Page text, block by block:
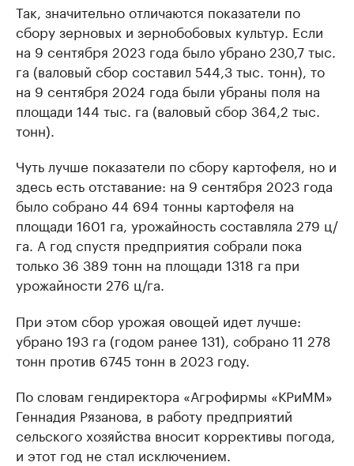
Так, значительно отличаются показатели по
сбору зерновых и зернобобовых культур. Если
на 9 сентября 2023 года было убрано 230,7 тыс.
га (валовый сбор составил 544,3 тыс. тонн), то
на 9 сентября 2024 года были убраны поля на
площади 144 тыс. га (валовый сбор 364,2 тыс.
тонн).
Чуть лучше показатели по сбору картофеля, но и
здесь есть отставание: на 9 сентября 2023 года
было собрано 44 694 тонны картофеля на
площади 1601 га, урожайность составляла 279 ц/
га. А год спустя предприятия собрали пока
только 36 389 тонн на площади 1318 га при
урожайности 276 ц/га.
При этом сбор урожая овощей идет лучше:
убрано 193 га (годом ранее 131), собрано 11 278
тонн против 6745 тонн в 2023 году.
По словам гендиректора «Агрофирмы «КРиММ»
Геннадия Рязанова, в работу предприятий
сельского хозяйства вносит коррективы погода,
и этот год не стал исключением.